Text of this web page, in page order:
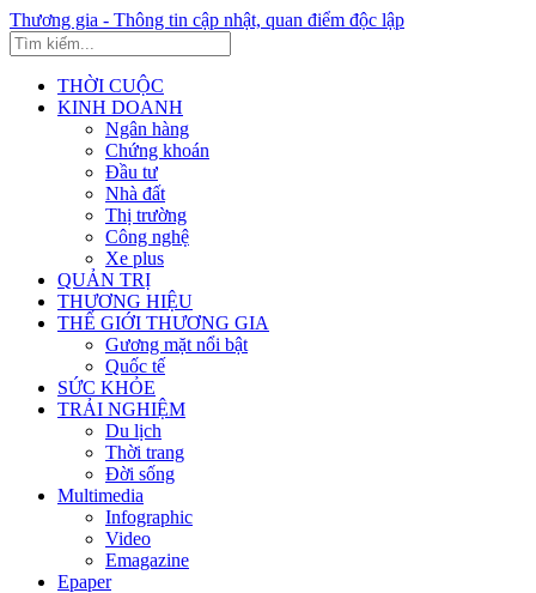
Thương gia - Thông tin cập nhật, quan điểm độc lập
THỜI CUỘC
KINH DOANH
Ngân hàng
Chứng khoán
Đầu tư
Nhà đất
Thị trường
Công nghệ
Xe plus
QUẢN TRỊ
THƯƠNG HIỆU
THẾ GIỚI THƯƠNG GIA
Gương mặt nổi bật
Quốc tế
SỨC KHỎE
TRẢI NGHIỆM
Du lịch
Thời trang
Đời sống
Multimedia
Infographic
Video
Emagazine
Epaper